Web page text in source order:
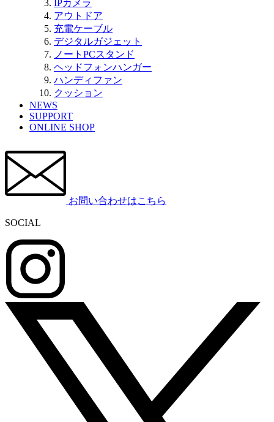
IPカメラ
アウトドア
充電ケーブル
デジタルガジェット
ノートPCスタンド
ヘッドフォンハンガー
ハンディファン
クッション
NEWS
SUPPORT
ONLINE SHOP
お問い合わせはこちら
SOCIAL